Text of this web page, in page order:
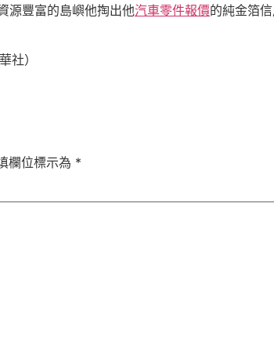
源豐富的島嶼他掏出他汽車零件報價的純金箔
社）
欄位標示為 *